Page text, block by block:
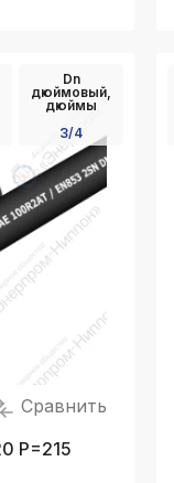
Dn
дюймовый,
дюймы
3/4
Сравнить
P=215